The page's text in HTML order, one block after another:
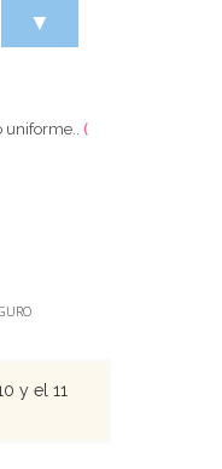
▼
(
y el 11